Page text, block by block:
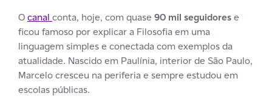
Ocanal conta, hoje, com quase 90 mil seguidorese
ficou famoso por explicar a Filosofia em uma
linguagem simples e conectada com exemplos da
atualidade. Nascido em Paulínia, interior de São Paulo,
Marcelo cresceu na periferia e sempre estudou em
escolas públicas.